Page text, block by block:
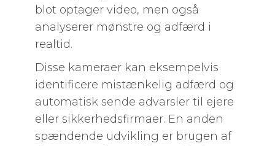
blot optager video, men også
analyserer mønstre og adfærd i
realtid.
Disse kameraer kan eksempelvis
identificere mistænkelig adfærd og
automatisk sende advarsler til ejere
eller sikkerhedsfirmaer. En anden
spændende udvikling er brugen af